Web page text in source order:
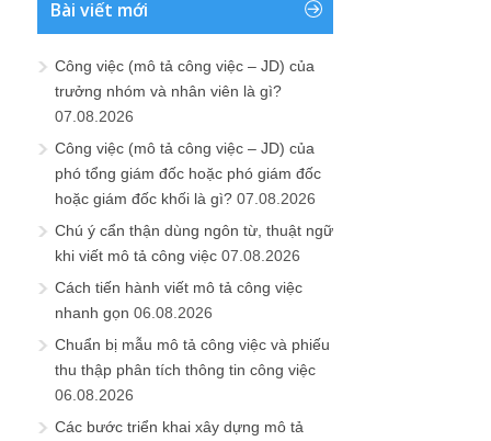
Bài viết mới
Công việc (mô tả công việc – JD) của
trưởng nhóm và nhân viên là gì?
07.08.2026
Công việc (mô tả công việc – JD) của
phó tổng giám đốc hoặc phó giám đốc
hoặc giám đốc khối là gì? 07.08.2026
Chú ý cẩn thận dùng ngôn từ, thuật ngữ
khi viết mô tả công việc 07.08.2026
Cách tiến hành viết mô tả công việc
nhanh gọn 06.08.2026
Chuẩn bị mẫu mô tả công việc và phiếu
thu thập phân tích thông tin công việc
06.08.2026
Các bước triển khai xây dựng mô tả